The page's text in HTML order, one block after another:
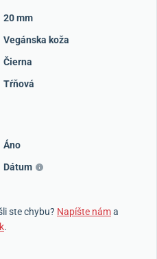
20 mm
Vegánska koža
Čierna
Tŕňová
Áno
Dátum
ste chybu? Napíšte náma
.